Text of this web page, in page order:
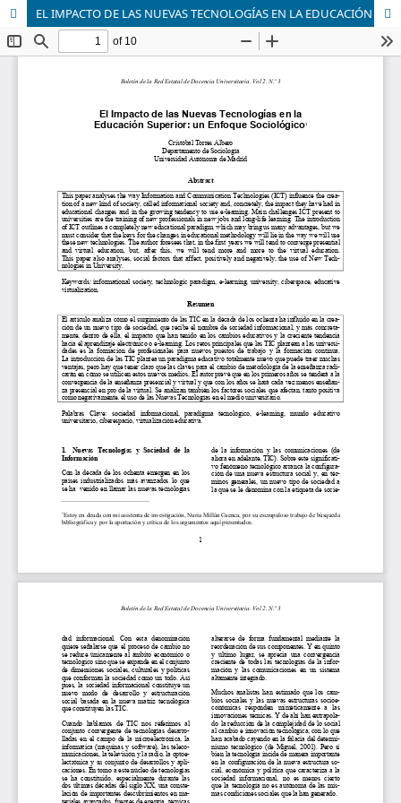
EL IMPACTO DE LAS NUEVAS TECNOLOGÍAS EN LA EDUCACIÓN SUPERIOR: UN ENFOQUE SOCIOLÓGICO